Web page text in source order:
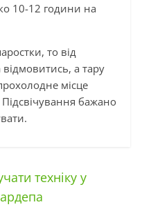
10-12 години на
то від
а тару
місце
бажано
техніку у